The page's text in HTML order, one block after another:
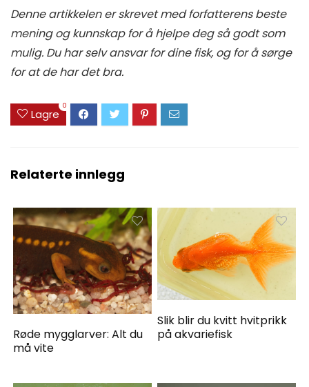
Denne artikkelen er skrevet med forfatterens beste
mening og kunnskap for å hjelpe deg så godt som
mulig. Du har selv ansvar for dine fisk, og for å sørge
for at de har det bra.
Lagre
0
Relaterte innlegg
Røde mygglarver: Alt du
må vite
Slik blir du kvitt hvitprikk
på akvariefisk